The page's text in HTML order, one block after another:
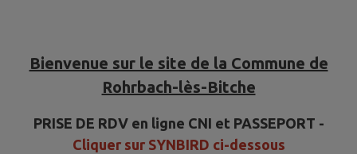
Bienvenue sur le site de la Commune de
Rohrbach-lès-Bitche
PRISE DE RDV en ligne CNI et PASSEPORT -
Cliquer sur SYNBIRD ci-dessous